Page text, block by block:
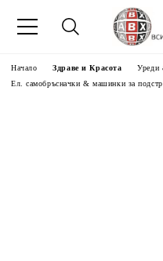
Начало Здраве и Красота
Уреди
Ел. самобръсначки & машинки за